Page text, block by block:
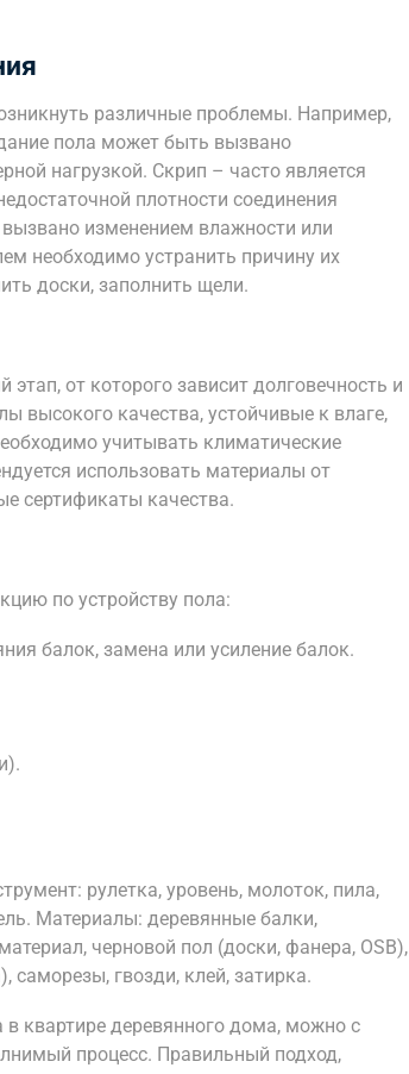
различные проблемы. Например,
пола может быть вызвано
нагрузкой. Скрип – часто является
плотности соединения
изменением влажности или
необходимо устранить причину их
доски, заполнить щели.
от которого зависит долговечность и
высокого качества, устойчивые к влаге,
учитывать климатические
использовать материалы от
сертификаты качества.
по устройству пола:
балок, замена или усиление балок.
рулетка, уровень, молоток, пила,
Материалы: деревянные балки,
черновой пол (доски, фанера, OSB),
саморезы, гвозди, клей, затирка.
квартире деревянного дома, можно с
процесс. Правильный подход,